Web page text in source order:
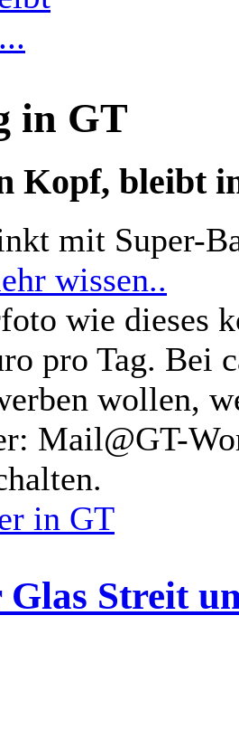
in GT
Kopf, bleibt
mit Super-
wissen..
wie dieses
pro Tag. Bei
wollen,
Mail@GT-
in GT
Streit